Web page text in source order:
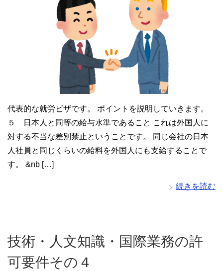
代表的な就労ビザです。 ポイントを説明していきます。
５ 日本人と同等の給与水準であること これは外国人に
対する不当な差別禁止ということです。 同じ会社の日本
人社員と同じくらいの給料を外国人にも支給することで
す。 &nb […]
続きを読む
技術・人文知識・国際業務の許
可要件その４